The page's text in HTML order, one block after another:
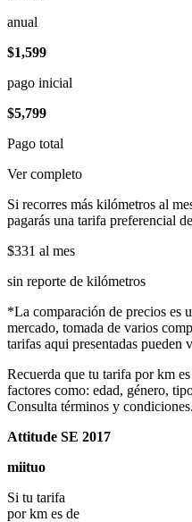
anual
$1,599
pago inicial
$5,799
Pago total
Ver completo
Si recorres más kilómetros al
pagarás una tarifa preferencial de
$331 al mes
sin reporte de kilómetros
*La comparación de precios es
mercado, tomada de varios
tarifas aqui presentadas pueden
Recuerda que tu tarifa por km
factores como: edad, género,
Consulta términos y condiciones.
Attitude SE 2017
miituo
Si tu tarifa
por km es de